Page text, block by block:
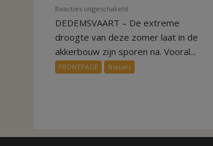
Reacties uitgeschakeld
VIDEO
Invloed
op
aardappeloogst
DEDEMSVAART – De extreme
droogte van deze zomer laat in de
akkerbouw zijn sporen na. Vooral...
FRONTPAGE Nieuws